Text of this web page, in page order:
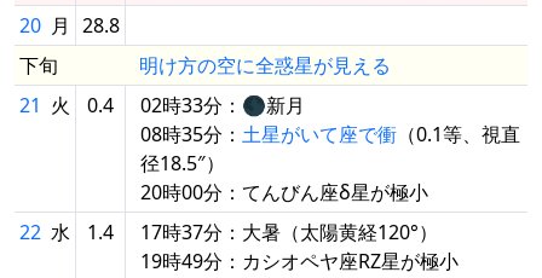
20 月 28.8
下旬
明け方の空に全惑星が見える
21 火 0.4
02時33分：🌑新月
08時35分： 土星がいて座で衝 （0.1等、視直
径18.5″）
20時00分：てんびん座δ星が極小
22 水 1.4
17時37分：大暑（太陽黄経120°）
19時49分：カシオペヤ座RZ星が極小